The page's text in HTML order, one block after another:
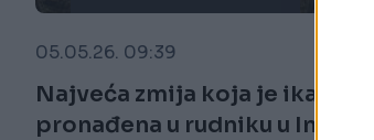
05.05.26. 09:39
Najveća zmija koja je ikad
pronađena u rudniku u Indiji -